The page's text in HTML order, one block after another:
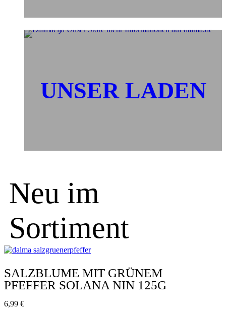
UNSER LADEN
Neu im
Sortiment
SALZBLUME MIT GRÜNEM
PFEFFER SOLANA NIN 125G
6,99 €